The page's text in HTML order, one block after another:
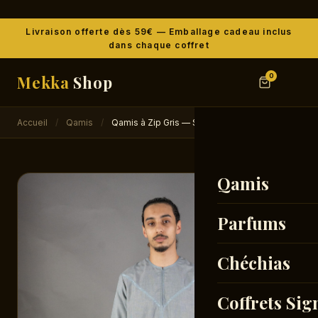
Livraison offerte dès 59€ — Emballage cadeau inclus
dans chaque coffret
Mekka Shop 0
Qamis
Parfums
Chéchias
Coffrets
Accueil / Qamis / Qamis à Zip Gris — Style Égyptien